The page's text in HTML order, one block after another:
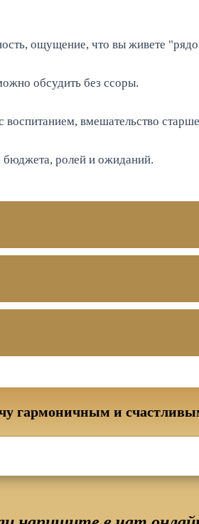
ощущение, что вы живете
обсудить без ссоры.
вмешательство
бюджета, ролей и ожиданий.
гармоничным и